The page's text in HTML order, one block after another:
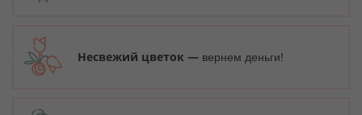
Несвежий цветок — вернем деньги!